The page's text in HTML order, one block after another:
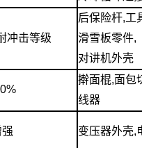
冲击等级
后保险杆,工
滑雪板零件,
对讲机外壳
擀面棍,面包
线器
变压器外壳,